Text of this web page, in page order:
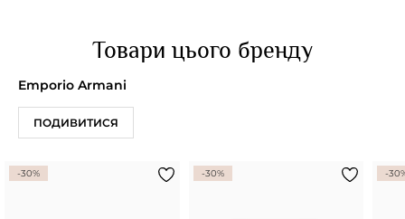
Товари цього бренду
Emporio Armani
ПОДИВИТИСЯ
-30% -30% -